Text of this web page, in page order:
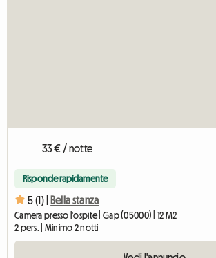
33 € / notte
Risponde rapidamente
5 (1) | Bella stanza
Camera presso l'ospite | Gap (05000) | 12 M2
2 pers. | Minimo 2 notti